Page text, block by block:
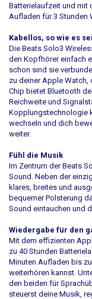
Batterielaufzeit und mit
Aufladen für 3 Stunden
Kabellos, so wie es
Die Beats Solo3
den Kopfhörer einfach
schon sind sie
zu deiner Apple Watch,
Chip bietet Bluetooth
Reichweite und
Kopplungstechnologie
wechseln und dich
weiter.
Fühl die Musik
Im Zentrum der Beats
Sound. Neben der
klares, breites und
bequemer Polsterung
Sound eintauchen und
Wiedergabe für den
Mit dem effizienten
zu 40 Stunden
Minuten Aufladen bis
weiterhören kannst.
den beiden für
steuerst deine Musik,